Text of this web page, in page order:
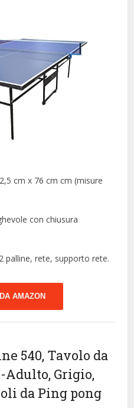
cm x 76 cm cm (misure
con chiusura
palline, rete, supporto rete.
AMAZON
540, Tavolo da
Adulto, Grigio,
da Ping pong